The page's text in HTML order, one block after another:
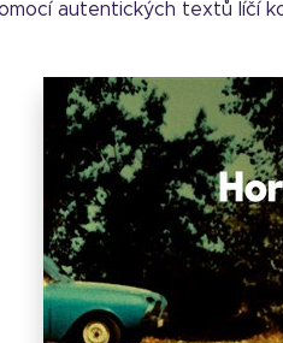
autentických textů líčí